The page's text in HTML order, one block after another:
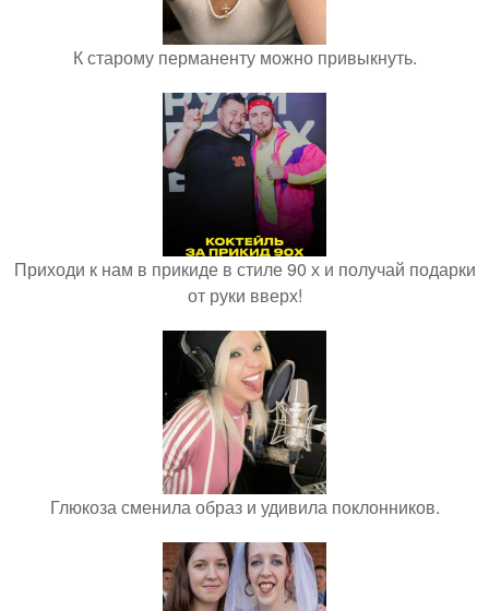
К старому перманенту можно привыкнуть.
Приходи к нам в прикиде в стиле 90 х и получай подарки
от руки вверх!
Глюкоза сменила образ и удивила поклонников.